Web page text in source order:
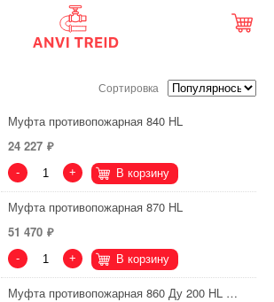
Сортировка
Муфта противопожарная 840 HL
24 227
- + В корзину
Муфта противопожарная 870 HL
51 470
- + В корзину
Муфта противопожарная 860 Ду 200 HL …